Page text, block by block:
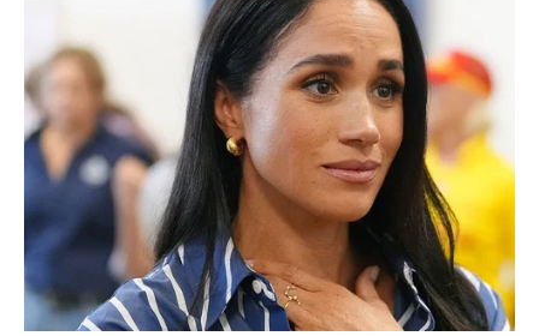
Ribe koje su zauzete konačno će uspjeti riješiti
nesporazume koji ih dugo opterećuju.
SUDBINA VAM DONOSI ŽIVOT
KAKAV STE DUGO
PRIŽELJKIVALE
Sve kroz šta ste prošle nije bilo uzalud.